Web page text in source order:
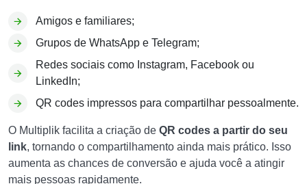
Amigos e familiares;
Grupos de WhatsApp e Telegram;
Redes sociais como Instagram, Facebook ou
LinkedIn;
QR codes impressos para compartilhar pessoalmente.
O Multiplik facilita a criação de QR codes a partir do seu
link, tornando o compartilhamento ainda mais prático. Isso
aumenta as chances de conversão e ajuda você a atingir
mais pessoas rapidamente.